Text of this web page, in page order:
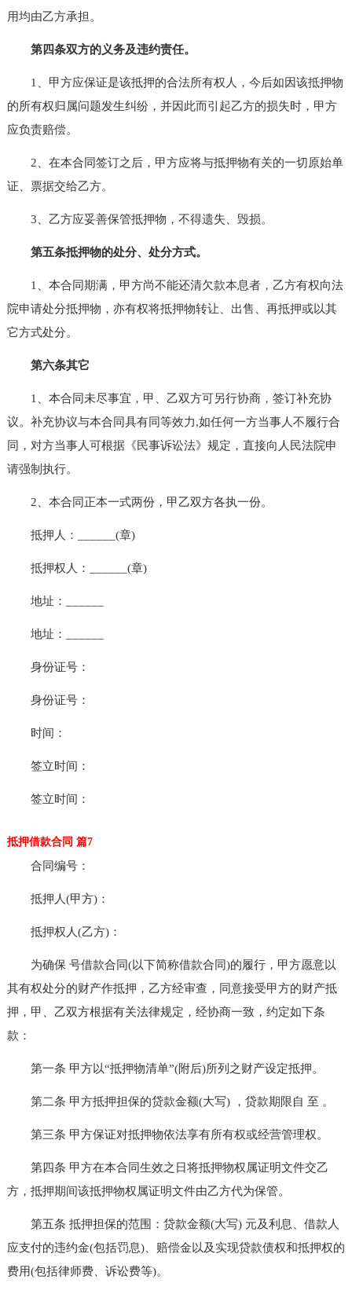
用均由乙方承担。
第四条双方的义务及违约责任。
1、甲方应保证是该抵押的合法所有权人，今后如因该抵押物
的所有权归属问题发生纠纷，并因此而引起乙方的损失时，甲方
应负责赔偿。
2、在本合同签订之后，甲方应将与抵押物有关的一切原始单
证、票据交给乙方。
3、乙方应妥善保管抵押物，不得遗失、毁损。
第五条抵押物的处分、处分方式。
1、本合同期满，甲方尚不能还清欠款本息者，乙方有权向法
院申请处分抵押物，亦有权将抵押物转让、出售、再抵押或以其
它方式处分。
第六条其它
1、本合同未尽事宜，甲、乙双方可另行协商，签订补充协
议。补充协议与本合同具有同等效力,如任何一方当事人不履行合
同，对方当事人可根据《民事诉讼法》规定，直接向人民法院申
请强制执行。
2、本合同正本一式两份，甲乙双方各执一份。
抵押人：______(章)
抵押权人：______(章)
地址：______
地址：______
身份证号：
身份证号：
时间：
签立时间：
签立时间：
抵押借款合同 篇7
合同编号：
抵押人(甲方)：
抵押权人(乙方)：
为确保 号借款合同(以下简称借款合同)的履行，甲方愿意以
其有权处分的财产作抵押，乙方经审查，同意接受甲方的财产抵
押，甲、乙双方根据有关法律规定，经协商一致，约定如下条
款：
第一条 甲方以“抵押物清单”(附后)所列之财产设定抵押。
第二条 甲方抵押担保的贷款金额(大写) ，贷款期限自 至 。
第三条 甲方保证对抵押物依法享有所有权或经营管理权。
第四条 甲方在本合同生效之日将抵押物权属证明文件交乙
方，抵押期间该抵押物权属证明文件由乙方代为保管。
第五条 抵押担保的范围：贷款金额(大写) 元及利息、借款人
应支付的违约金(包括罚息)、赔偿金以及实现贷款债权和抵押权的
费用(包括律师费、诉讼费等)。